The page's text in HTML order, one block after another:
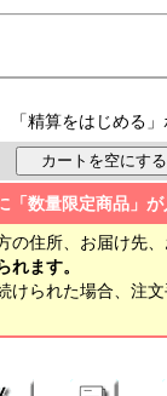
「精算をはじめる
「数量限定商品」
の住所、お届け先
れます。
けられた場合、注